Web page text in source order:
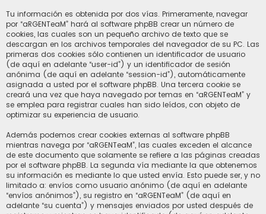
Tu información es obtenida por dos vías. Primeramente, navegar
por “aRGENTeaM” hará al software phpBB crear un número de
cookies, las cuales son un pequeño archivo de texto que se
descargan en los archivos temporales del navegador de su PC. Las
primeras dos cookies sólo contienen un identificador de usuario
(de aquí en adelante “user-id”) y un identificador de sesión
anónima (de aquí en adelante “session-id”), automáticamente
asignada a usted por el software phpBB. Una tercera cookie se
creará una vez que haya navegado por temas en “aRGENTeaM” y
se emplea para registrar cuales han sido leídos, con objeto de
optimizar su experiencia de usuario.
Además podemos crear cookies externas al software phpBB
mientras navega por “aRGENTeaM”, las cuales exceden el alcance
de este documento que solamente se refiere a las páginas creadas
por el software phpBB. La segunda vía mediante la que obtenemos
su información es mediante lo que usted envía. Esto puede ser, y no
limitado a: envíos como usuario anónimo (de aquí en adelante
“envíos anónimos”), su registro en “aRGENTeaM” (de aquí en
adelante “su cuenta”) y mensajes enviados por usted después de